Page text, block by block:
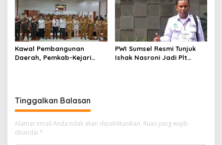
Kawal Pembangunan
Daerah, Pemkab-Kejari
PWI Sumsel Resmi Tunjuk
Ishak Nasroni Jadi Plt
Tinggalkan Balasan
Alamat email Anda tidak akan dipublikasikan. Ruas yang wajib
ditandai *